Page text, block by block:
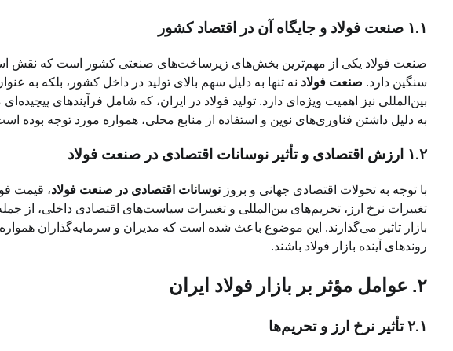
۱.۱ صنعت فولاد و جایگاه آن در اقتصاد کشور
صنعت فولاد یکی از مهم‌ترین بخش‌های زیرساخت‌های صنعتی کشور است که نقش
سنگین دارد. صنعت فولاد نه تنها به دلیل سهم بالای تولید در داخل کشور، بلکه به
بین‌المللی نیز اهمیت ویژه‌ای دارد. تولید فولاد در ایران، که شامل فرآیندهای
به دلیل داشتن فناوری‌های نوین و استفاده از منابع محلی، همواره مورد توجه بوده
۱.۲ ارزش اقتصادی و تأثیر نوسانات اقتصادی در صنعت فولاد
با توجه به تحولات اقتصادی جهانی و بروز نوسانات اقتصادی در صنعت فولاد، قیمت
تغییرات نرخ ارز، تحریم‌های بین‌المللی و تغییرات سیاست‌های اقتصادی داخلی، از
بازار تاثیر می‌گذارند. این موضوع باعث شده است که مدیران و سرمایه‌گذاران
روندهای آینده بازار فولاد باشند.
۲. عوامل مؤثر بر بازار فولاد ایران
۲.۱ تأثیر نرخ ارز و تحریم‌ها